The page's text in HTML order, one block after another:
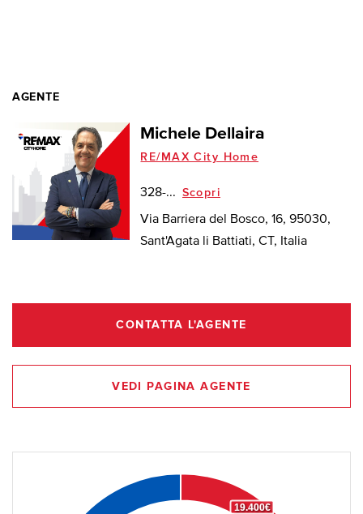
AGENTE
Michele Dellaira
RE/MAX City Home
328-... Scopri
Via Barriera del Bosco, 16, 95030,
Sant'Agata li Battiati, CT, Italia
CONTATTA L'AGENTE
VEDI PAGINA AGENTE
19.400€